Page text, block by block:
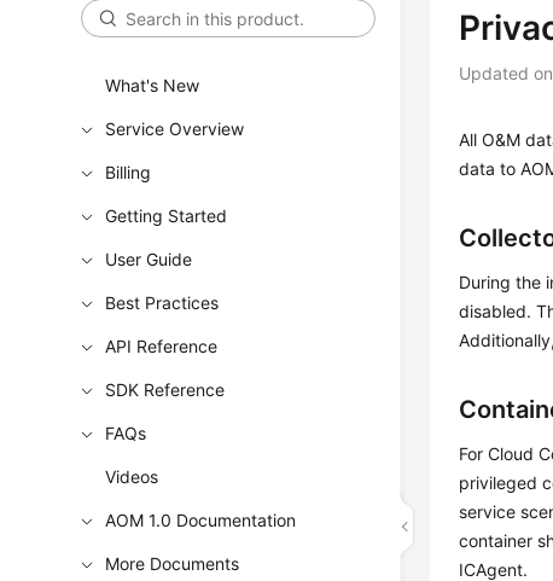
What's New
Service Overview
Billing
Getting Started
User Guide
Best Practices
API Reference
SDK Reference
FAQs
Videos
AOM 1.0 Documentation
More Documents
Updated on
All O&M
data to
During the
disabled.
For Cloud
privileged
service
container
ICAgent.